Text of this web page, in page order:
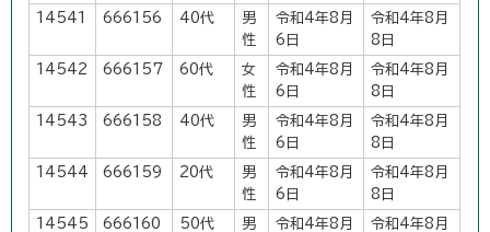
14541 666156 40代
男
性
令和4年8月
6日
令和4年8月
8日
14542 666157 60代
女
性
令和4年8月
6日
令和4年8月
8日
14543 666158 40代
男
性
令和4年8月
6日
令和4年8月
8日
14544 666159 20代
男
性
令和4年8月
6日
令和4年8月
8日
14545 666160 50代
男
令和4年8月
令和4年8月